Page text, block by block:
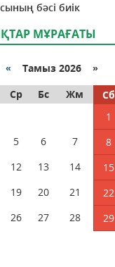
бәсі биік
МҰРАҒАТЫ
« Тамыз 2026 »
Ср Бс Жм Сб
1
5 6 7 8
12 13 14 15
19 20 21 22
26 27 28 29